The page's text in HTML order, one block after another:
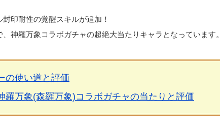
印耐性の覚醒スキルが追加！
神羅万象コラボガチャの超絶大当たりキャラとなっています。
の使い道と評価
羅万象(森羅万象)コラボガチャの当たりと評価